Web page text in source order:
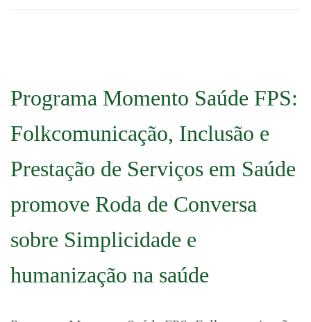
Programa Momento Saúde FPS:
Folkcomunicação, Inclusão e
Prestação de Serviços em Saúde
promove Roda de Conversa
sobre Simplicidade e
humanização na saúde